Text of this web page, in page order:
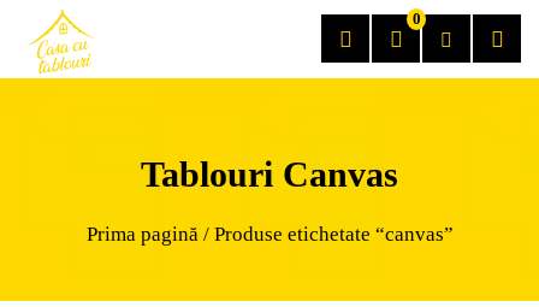
0
Tablouri Canvas
Prima pagină/ Produse etichetate “canvas”